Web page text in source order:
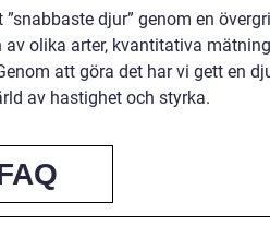
djur” genom en
olika arter, kvantitativa
att göra det har vi gett en
av hastighet och styrka.